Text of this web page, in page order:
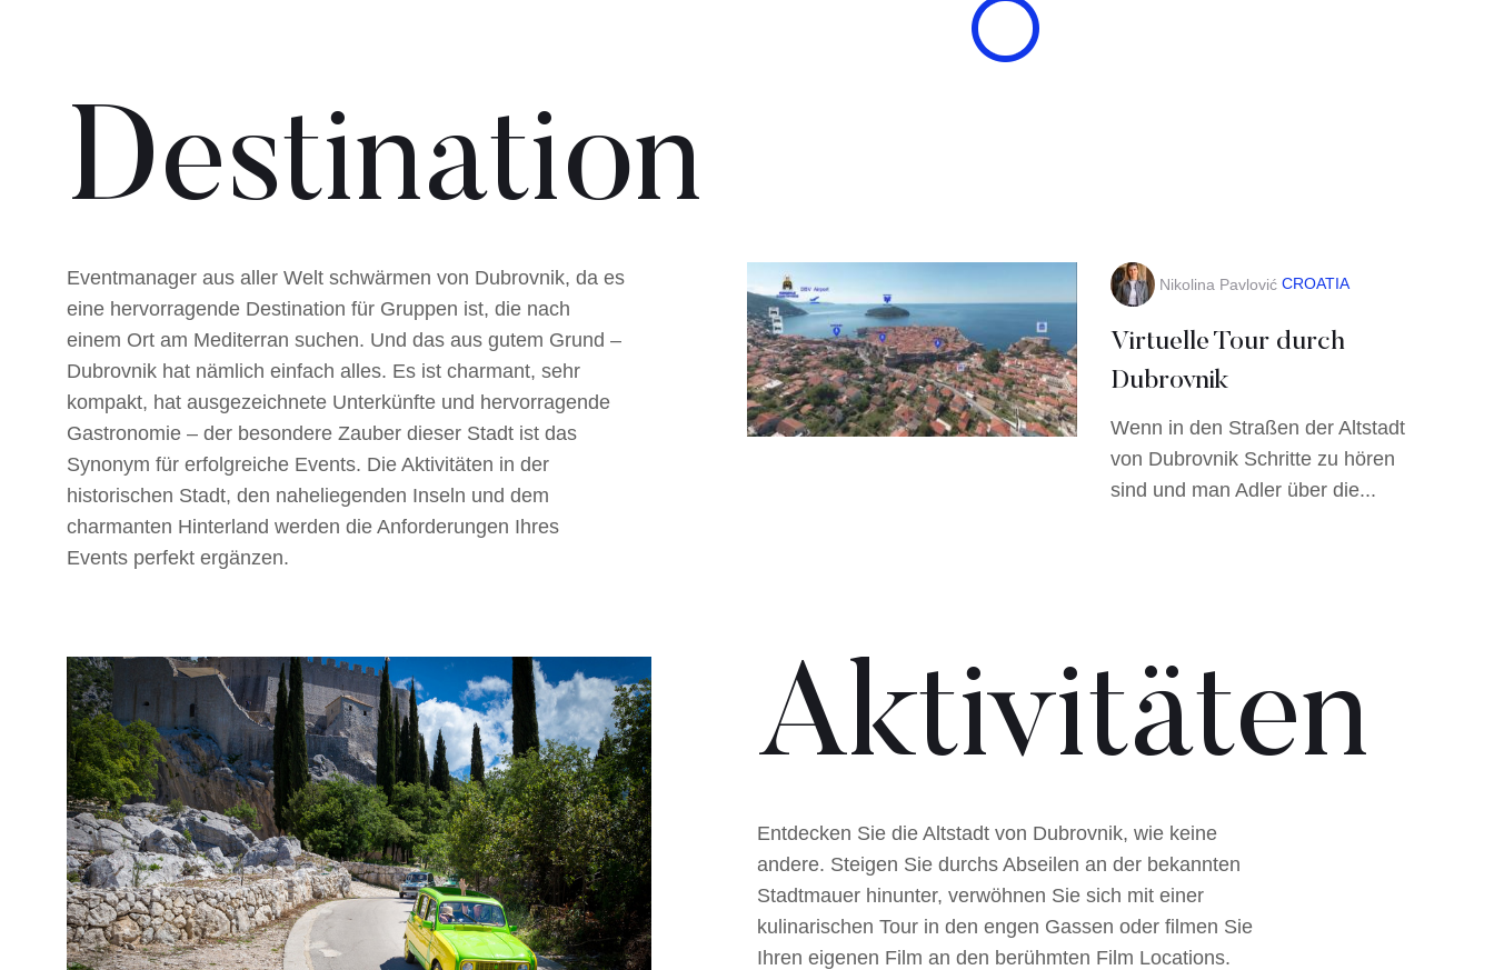
Destination
Eventmanager aus aller Welt schwärmen von Dubrovnik, da es
eine hervorragende Destination für Gruppen ist, die nach
einem Ort am Mediterran suchen. Und das aus gutem Grund –
Dubrovnik hat nämlich einfach alles. Es ist charmant, sehr
kompakt, hat ausgezeichnete Unterkünfte und hervorragende
Gastronomie – der besondere Zauber dieser Stadt ist das
Synonym für erfolgreiche Events. Die Aktivitäten in der
historischen Stadt, den naheliegenden Inseln und dem
charmanten Hinterland werden die Anforderungen Ihres
Events perfekt ergänzen.
Nikolina Pavlović CROATIA
Virtuelle Tour durch
Dubrovnik
Wenn in den Straßen der Altstadt
von Dubrovnik Schritte zu hören
sind und man Adler über die...
Aktivitäten
Entdecken Sie die Altstadt von Dubrovnik, wie keine
andere. Steigen Sie durchs Abseilen an der bekannten
Stadtmauer hinunter, verwöhnen Sie sich mit einer
kulinarischen Tour in den engen Gassen oder filmen Sie
Ihren eigenen Film an den berühmten Film Locations.